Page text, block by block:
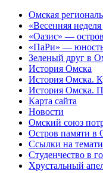
Омская
«Весенняя
«Оазис» —
«ПаРи» — юность
Зеленый друг в
История Омска
История Омска.
История Омска.
Карта сайта
Новости
Омский союз
Остров памяти в
Ссылки на
Студенчество в
Хрустальный